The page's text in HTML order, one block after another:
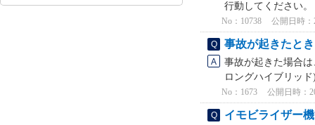
行動してください
No：10738 公開日時：
事故が起きたと
事故が起きた場合
ロングハイブリッ
No：1673 公開日時：
イモビライザー